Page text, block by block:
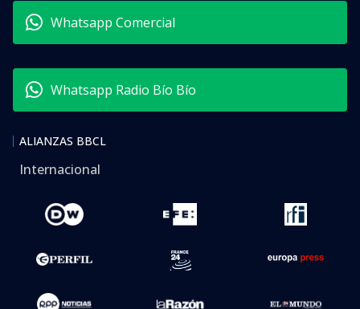
Whatsapp Comercial
Whatsapp Radio Bío Bío
ALIANZAS BBCL
Internacional